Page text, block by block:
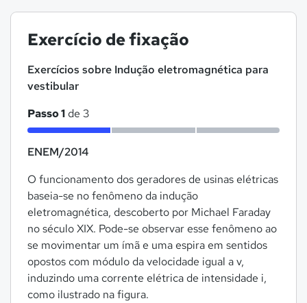
Exercício de fixação
Exercícios sobre Indução eletromagnética para
vestibular
Passo 1de 3
ENEM/2014
O funcionamento dos geradores de usinas elétricas
baseia-se no fenômeno da indução
eletromagnética, descoberto por Michael Faraday
no século XIX. Pode-se observar esse fenômeno ao
se movimentar um ímã e uma espira em sentidos
opostos com módulo da velocidade igual a v,
induzindo uma corrente elétrica de intensidade i,
como ilustrado na figura.